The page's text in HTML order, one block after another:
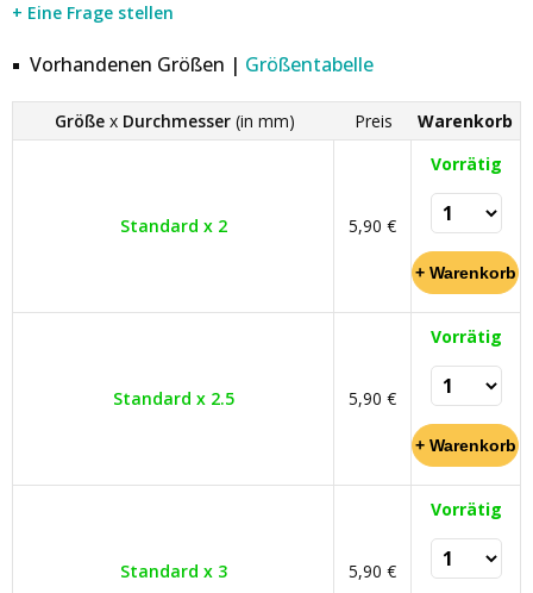
+ Eine Frage stellen
Vorhandenen Größen | Größentabelle
Größex Durchmesser(in mm) Preis Warenkorb
Standard x 2 5,90 €
Vorrätig
Standard x 2.5 5,90 €
Vorrätig
Standard x 3 5,90 €
Vorrätig